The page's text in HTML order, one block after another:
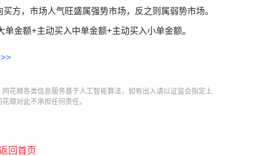
方，市场人气旺盛属强势市场，反之则属弱势市场。
金额+主动买入中单金额+主动买入小单金额。
花顺各类信息服务基于人工智能算法，如有出入请以证监会指定上
顺对此不承担任何责任。
回首页